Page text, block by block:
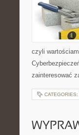
czyli
zainteresować
CATEGORIES: